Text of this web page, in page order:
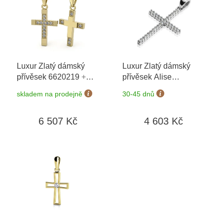
Luxur Zlatý dámský
přívěsek 6620219 +
možnost výměny do 90
dní
skladem na prodejně
6 507 Kč
Luxur Zlatý dámský
přívěsek Alise
+ možnost
výměny do 90 dní
30-45 dnů
4 603 Kč